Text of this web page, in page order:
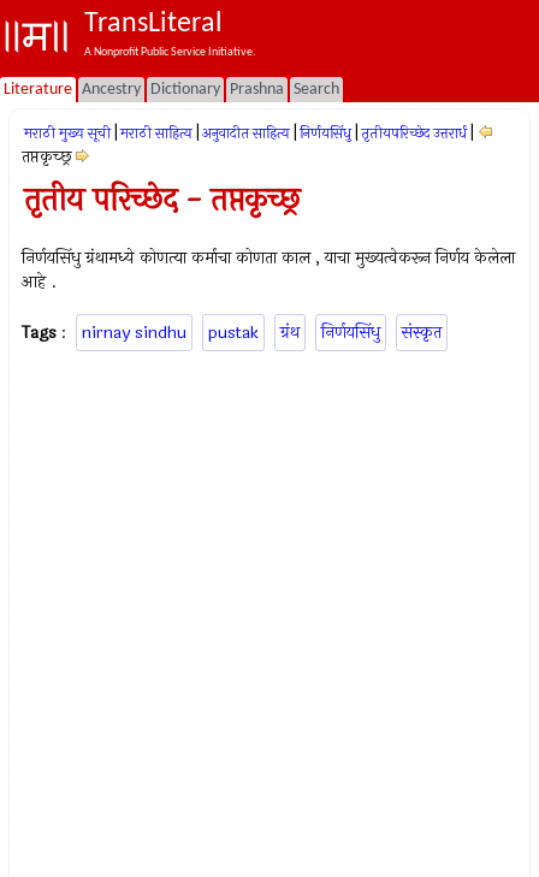
TransLiteral
A Nonprofit Public Service Initiative.
Literature Ancestry Dictionary Prashna Search
मराठी मुख्य सूची मराठी साहित्य अनुवादीत साहित्य निर्णयसिंधु तृतीयपरिच्छेद उत्तरार्ध
तप्तकृच्छ्र
तृतीय परिच्छेद - तप्तकृच्छ्र
निर्णयसिंधु ग्रंथामध्ये कोणत्या कर्माचा कोणता काल , याचा मुख्यत्वेकरून निर्णय केलेला
आहे .
Tags : nirnay sindhu pustak ग्रंथ निर्णयसिंधु संस्कृत